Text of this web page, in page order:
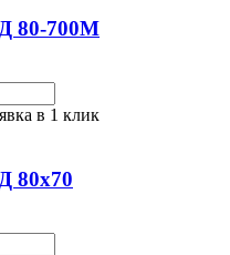
80-700М
в 1 клик
80х70